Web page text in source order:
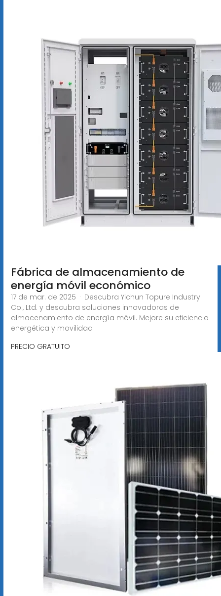
Fábrica de almacenamiento de
energía móvil económico
17 de mar. de 2025 · Descubra Yichun Topure Industry
Co., Ltd. y descubra soluciones innovadoras de
almacenamiento de energía móvil. Mejore su eficiencia
energética y movilidad
PRECIO GRATUITO